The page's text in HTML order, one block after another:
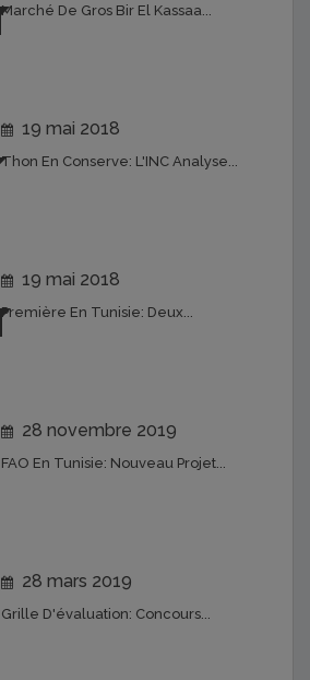
Marché De Gros Bir El Kassaa...
19 mai 2018
Thon En Conserve: L'INC Analyse...
19 mai 2018
Première En Tunisie: Deux...
28 novembre 2019
FAO En Tunisie: Nouveau Projet...
28 mars 2019
Grille D'évaluation: Concours...